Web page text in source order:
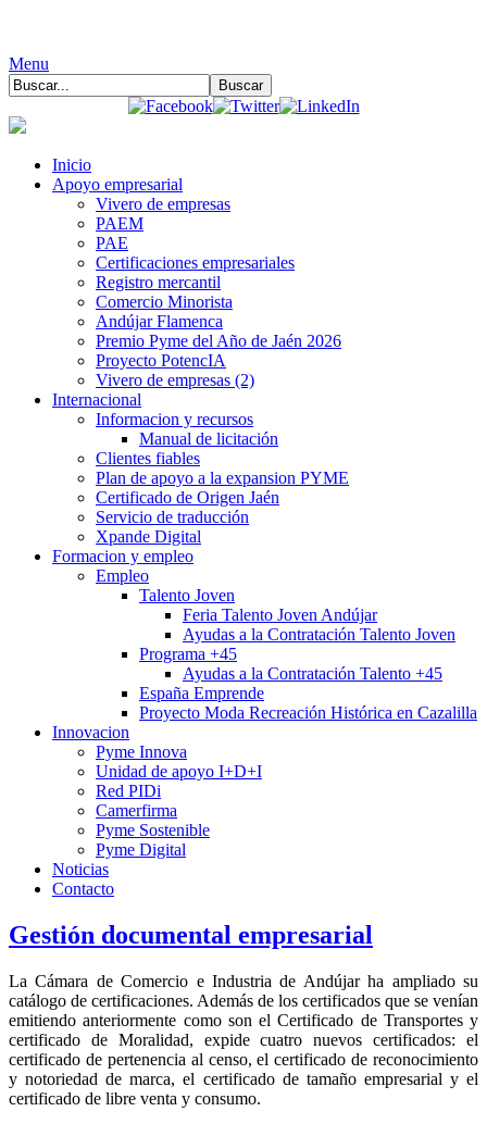
Menu
Inicio
Apoyo empresarial
Vivero de empresas
PAEM
PAE
Certificaciones empresariales
Registro mercantil
Comercio Minorista
Andújar Flamenca
Premio Pyme del Año de Jaén 2026
Proyecto PotencIA
Vivero de empresas (2)
Internacional
Informacion y recursos
Manual de licitación
Clientes fiables
Plan de apoyo a la expansion PYME
Certificado de Origen Jaén
Servicio de traducción
Xpande Digital
Formacion y empleo
Empleo
Talento Joven
Feria Talento Joven Andújar
Ayudas a la Contratación Talento Joven
Programa +45
Ayudas a la Contratación Talento +45
España Emprende
Proyecto Moda Recreación Histórica en Cazalilla
Innovacion
Pyme Innova
Unidad de apoyo I+D+I
Red PIDi
Camerfirma
Pyme Sostenible
Pyme Digital
Noticias
Contacto
Gestión documental empresarial
La Cámara de Comercio e Industria de Andújar ha ampliado su
catálogo de certificaciones. Además de los certificados que se venían
emitiendo anteriormente como son el Certificado de Transportes y
certificado de Moralidad, expide cuatro nuevos certificados: el
certificado de pertenencia al censo, el certificado de reconocimiento
y notoriedad de marca, el certificado de tamaño empresarial y el
certificado de libre venta y consumo.